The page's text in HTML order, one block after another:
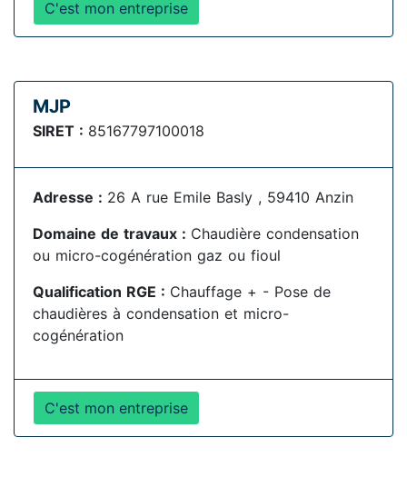
C'est mon entreprise
MJP
SIRET : 85167797100018
Adresse : 26 A rue Emile Basly , 59410 Anzin
Domaine de travaux : Chaudière condensation
ou micro-cogénération gaz ou fioul
Qualification RGE : Chauffage + - Pose de
chaudières à condensation et micro-
cogénération
C'est mon entreprise